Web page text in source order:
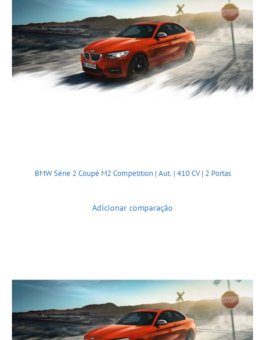
BMW Série 2 Coupé M2 Competition | Aut. | 410 CV | 2 Portas
Adicionar comparação